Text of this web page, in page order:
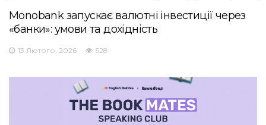
Monobank запускає валютні інвестиції через
«банки»: умови та дохідність
13 Лютого, 2026 528